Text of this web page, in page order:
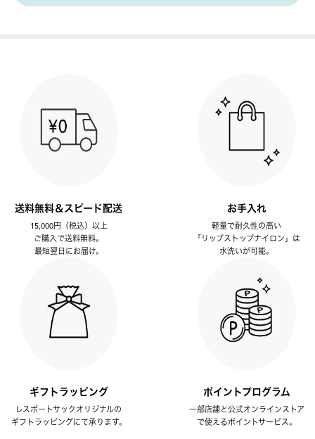
送料無料＆スピード配送
15,000円（税込）以上
ご購入で送料無料。
最短翌日にお届け。
お手入れ
軽量で耐久性の高い
「リップストップナイロン」は
水洗いが可能。
ギフトラッピング
レスポートサックオリジナルの
ギフトラッピングにて承ります。
ポイントプログラム
一部店舗と公式オンラインストア
で使えるポイントサービス。